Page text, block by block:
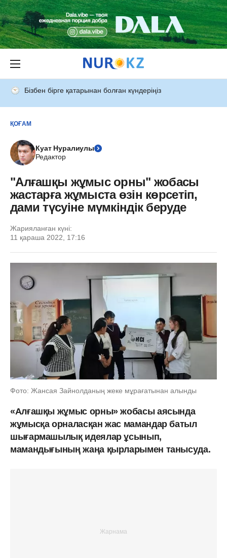
Бізбен бірге қатарынан болған күндеріңіз
ҚОҒАМ
Куат Нуралиулы
Редактор
"Алғашқы жұмыс орны" жобасы
жастарға жұмыста өзін көрсетіп,
дами түсуіне мүмкіндік беруде
Жарияланған күні:
11 қараша 2022, 17:16
Фото: Жансая Зайнолданың жеке мұрағатынан алынды
«Алғашқы жұмыс орны» жобасы аясында
жұмысқа орналасқан жас мамандар батыл
шығармашылық идеялар ұсынып,
мамандығының жаңа қырларымен танысуда.